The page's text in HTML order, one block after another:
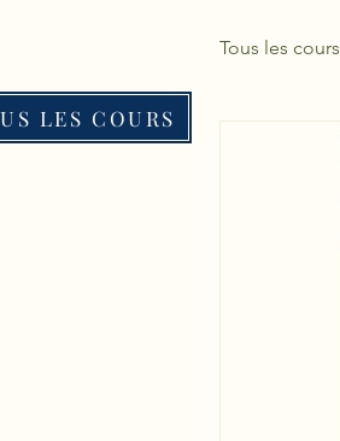
LES COURS
Tous les cours